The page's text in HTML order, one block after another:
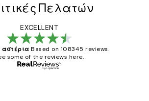
Πελατών
EXCELLENT
Based on 108345 reviews.
some of the reviews here.